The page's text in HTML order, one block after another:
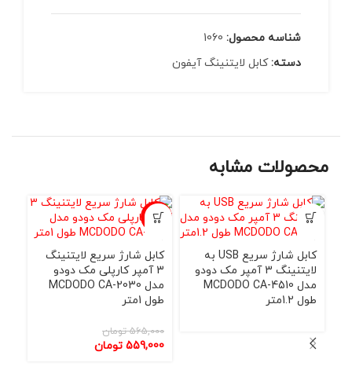
شناسه محصول: 1060
دسته: کابل لایتنینگ آیفون
محصولات مشابه
کابل شارژ سریع USB به
لایتنینگ 3 آمپر مک دودو
مدل MCDODO CA-4510
طول 1.2متر
-1%
کابل شارژ سریع لایتنینگ
3 آمپر کارپلی مک دودو
مدل MCDODO CA-2030
طول 1متر
565,000 تومان
559,000 تومان